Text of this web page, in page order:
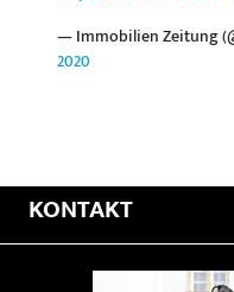
— Immobilien Zeitung
2020
KONTAKT